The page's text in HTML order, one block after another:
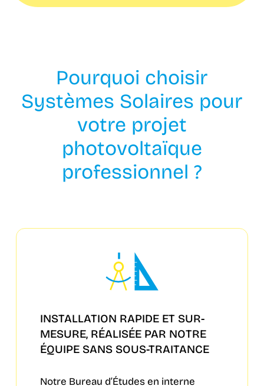
Pourquoi choisir
Systèmes Solaires pour
votre projet
photovoltaïque
professionnel ?
INSTALLATION RAPIDE ET SUR-
MESURE, RÉALISÉE PAR NOTRE
ÉQUIPE SANS SOUS-TRAITANCE
Notre Bureau d’Études en interne